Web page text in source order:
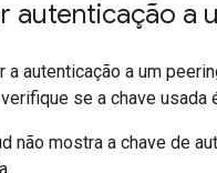
autenticação a
a autenticação a um
se a chave
não mostra a chave de